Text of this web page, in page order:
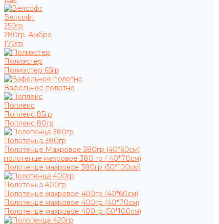
Велсофт
250гр
280гр. Амбре
170гр
Полиэстер
Полиэстер 65гр
Вафельное полотно
Поплекс
Поплекс 85гр
Поплекс 80гр
Полотенца 380гр
Полотенце Махровое 380гр (40*60см)
полотенце махровое 380 гр ( 40*70см)
Полотенце махровое 380гр (50*100см)
Полотенца 400гр
Полотенце махровое 400гр (40*60см)
Полотенце махровое 400гр (40*70см)
Полотенце махровое 400гр (50*100см)